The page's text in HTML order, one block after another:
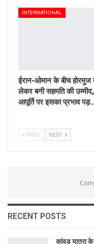
INTERNATIONAL
ईरान-ओमान के बीच होरमुज
लेकर बनी सहमति की
आपूर्ति पर इसका प्रभाव
PREV NEXT
RECENT POSTS
कांवड़ यात्रा